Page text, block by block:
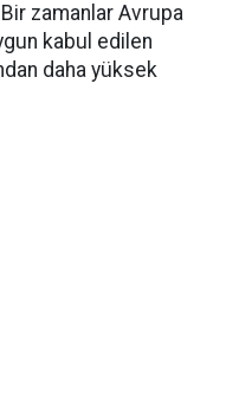
zamanlar Avrupa
kabul edilen
daha yüksek